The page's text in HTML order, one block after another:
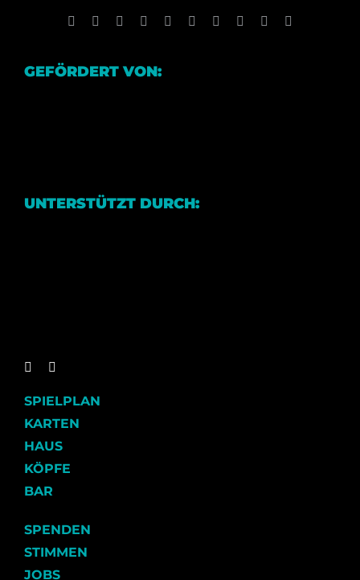
Facebook Reddit LinkedInWhatsApp
TumblrPinterest Xing
GEFÖRDERT VON:
UNTERSTÜTZT DURCH:
SPIELPLAN
KARTEN
HAUS
KÖPFE
BAR
SPENDEN
STIMMEN
JOBS